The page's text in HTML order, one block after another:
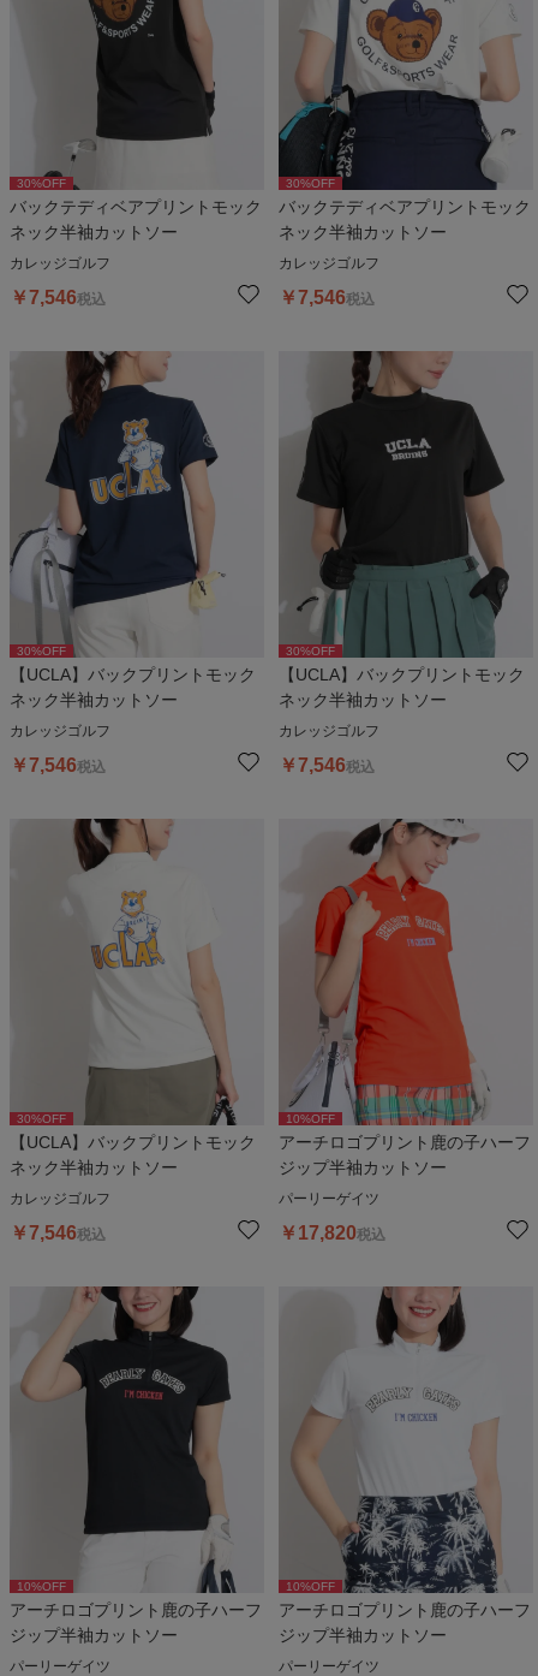
30%OFF
バックテディベアプリントモック
ネック半袖カットソー
カレッジゴルフ
￥7,546税込
30%OFF
バックテディベアプリントモック
ネック半袖カットソー
カレッジゴルフ
￥7,546税込
30%OFF
【UCLA】バックプリントモック
ネック半袖カットソー
カレッジゴルフ
￥7,546税込
30%OFF
【UCLA】バックプリントモック
ネック半袖カットソー
カレッジゴルフ
￥7,546税込
30%OFF
【UCLA】バックプリントモック
ネック半袖カットソー
カレッジゴルフ
￥7,546税込
10%OFF
アーチロゴプリント鹿の子ハーフ
ジップ半袖カットソー
パーリーゲイツ
￥ 17,820税込
10%OFF
アーチロゴプリント鹿の子ハーフ
ジップ半袖カットソー
パーリーゲイツ
10%OFF
アーチロゴプリント鹿の子ハーフ
ジップ半袖カットソー
パーリーゲイツ